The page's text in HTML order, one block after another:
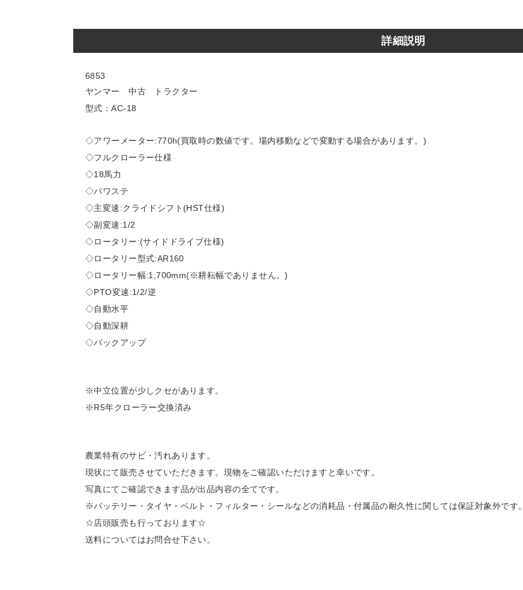
詳細説明
6853
ヤンマー 中古 トラクター
型式：AC-18
◇アワーメーター:770h(買取時の数値です。場内移動などで変動する場合があります。)
◇フルクローラー仕様
◇18馬力
◇パワステ
◇主変速:クライドシフト(HST仕様)
◇副変速:1/2
◇ロータリー:(サイドドライブ仕様)
◇ロータリー型式:AR160
◇ロータリー幅:1,700mm(※耕耘幅でありません。)
◇PTO変速:1/2/逆
◇自動水平
◇自動深耕
◇バックアップ
※中立位置が少しクセがあります。
※R5年クローラー交換済み
農業特有のサビ・汚れあります。
現状にて販売させていただきます。現物をご確認いただけますと幸いです。
写真にてご確認できます品が出品内容の全てです。
※バッテリー・タイヤ・ベルト・フィルター・シールなどの消耗品・付属品の耐久性に関しては保証対象外です。
☆店頭販売も行っております☆
送料についてはお問合せ下さい。